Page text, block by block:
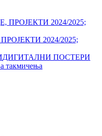
2024/2025;
ДИГИТАЛНИ ПОСТЕРИ
такмичења